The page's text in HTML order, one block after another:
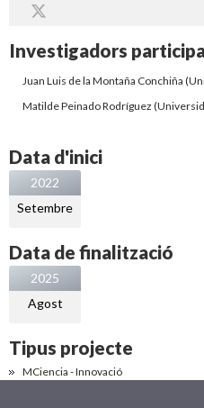
Investigadors
Juan Luis de la Montaña Conchiña
Matilde Peinado Rodríguez
Data d'inici
2022
Setembre
Data de finalització
2025
Agost
Tipus projecte
MCiencia - Innovació